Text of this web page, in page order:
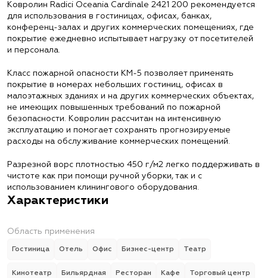
Ковролин Radici Oceania Cardinale 2421 200 рекомендуется
для использования в гостиницах, офисах, банках,
конференц-залах и других коммерческих помещениях, где
покрытие ежедневно испытывает нагрузку от посетителей
и персонала.
Класс пожарной опасности КМ-5 позволяет применять
покрытие в номерах небольших гостиниц, офисах в
малоэтажных зданиях и на других коммерческих объектах,
не имеющих повышенных требований по пожарной
безопасности. Ковролин рассчитан на интенсивную
эксплуатацию и помогает сохранять прогнозируемые
расходы на обслуживание коммерческих помещений.
Разрезной ворс плотностью 450 г/м2 легко поддерживать в
чистоте как при помощи ручной уборки, так и с
использованием клинингового оборудования.
Характеристики
Область применения
Гостиница Отель Офис Бизнес-центр Театр
Кинотеатр Бильярдная Ресторан Кафе Торговый центр